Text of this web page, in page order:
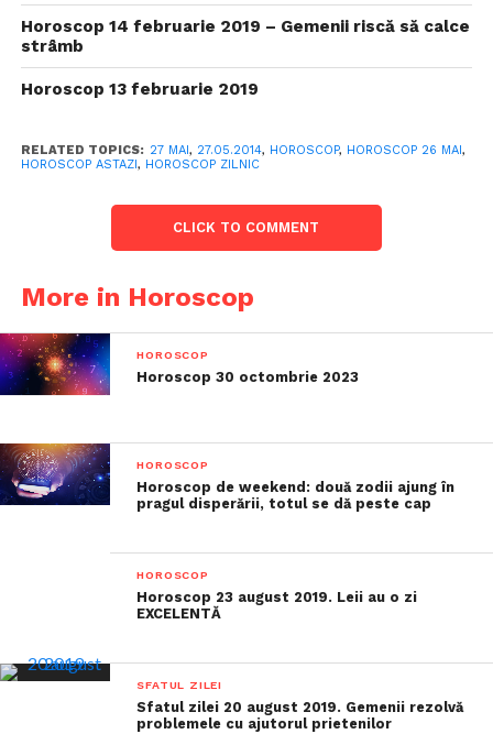
Horoscop 14 februarie 2019 – Gemenii riscă să calce
strâmb
Horoscop 13 februarie 2019
RELATED TOPICS: 27 MAI, 27.05.2014, HOROSCOP, HOROSCOP 26 MAI,
HOROSCOP ASTAZI, HOROSCOP ZILNIC
CLICK TO COMMENT
More in Horoscop
HOROSCOP
Horoscop 30 octombrie 2023
HOROSCOP
Horoscop de weekend: două zodii ajung în
pragul disperării, totul se dă peste cap
HOROSCOP
Horoscop 23 august 2019. Leii au o zi
EXCELENTĂ
SFATUL ZILEI
Sfatul zilei 20 august 2019. Gemenii rezolvă
problemele cu ajutorul prietenilor